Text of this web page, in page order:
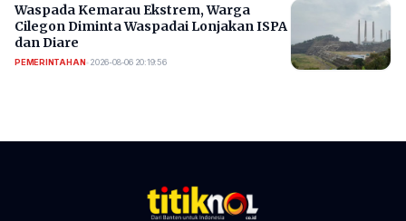
Waspada Kemarau Ekstrem, Warga
Cilegon Diminta Waspadai Lonjakan ISPA
dan Diare
PEMERINTAHAN• 2026-08-06 20:19:56